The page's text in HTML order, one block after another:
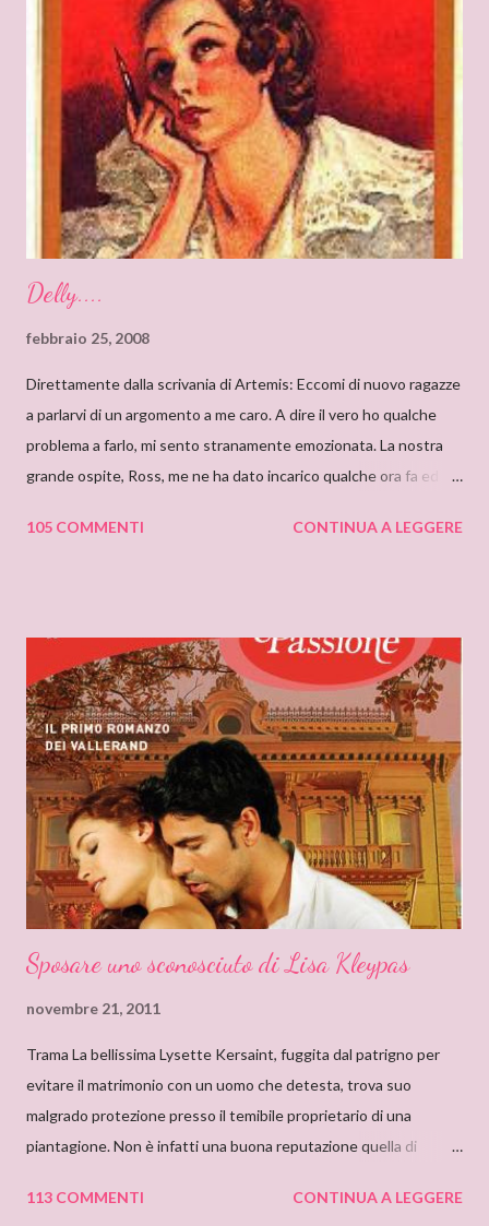
un’ambientazione suggestiva – una tenuta di campagna in
un’antica abbazia, niente meno! E mi ha ricordato i vecchi
romanzi gotici con così tanto mistero ed elementi
soprannaturali. Hi, Deanna, I can only start saying that I’m very
very proud to interview an author like you. I’ve just finished
reading “Silent in the Sanctuary”, and I’ve found it very
intriguing, with a ponderous plot and a sug...
Delly....
febbraio 25, 2008
Direttamente dalla scrivania di Artemis: Eccomi di nuovo ragazze
a parlarvi di un argomento a me caro. A dire il vero ho qualche
problema a farlo, mi sento stranamente emozionata. La nostra
grande ospite, Ross, me ne ha dato incarico qualche ora fa ed io,
sensazione non saprei individuarlo, è una sensazione strana e
non erano solo favole per bambini. Quando andavo a trovare mia
zia mi soffermavo davanti ad una libreria che lei teneva nel
soggiorno e lì leggevo i titoli dei libri esposti cercando
l’ispirazione. Fu così che un giorno sfiorai con le dita la costina di
un Delly. Lo presi in prestito e iniziò così la mia conoscenza. Non
so quanto ci misi a leggerlo e non so neanche se il primo mi
piacque. So però che quando leggo il nome Delly, qua...
105 COMMENTI CONTINUA A LEGGERE
Sposare uno sconosciuto di Lisa Kleypas
novembre 21, 2011
Trama La bellissima Lysette Kersaint, fuggita dal patrigno per
evitare il matrimonio con un uomo che detesta, trova suo
malgrado protezione presso il temibile proprietario di una
piantagione. Non è infatti una buona reputazione quella di
collere, e con un misterioso passato. Addirittura si mormora che
113 COMMENTI CONTINUA A LEGGERE